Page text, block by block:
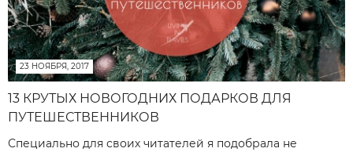
23 НОЯБРЯ, 2017
13 КРУТЫХ НОВОГОДНИХ ПОДАРКОВ ДЛЯ
ПУТЕШЕСТВЕННИКОВ
Специально для своих читателей я подобрала не